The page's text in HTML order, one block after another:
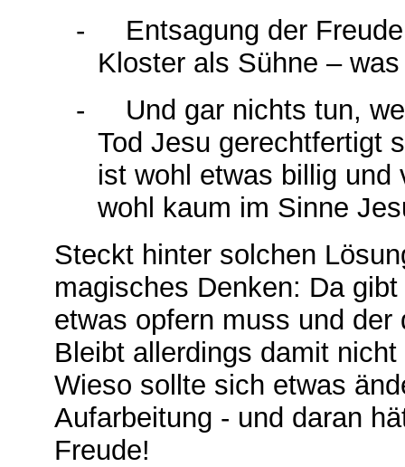
-
Entsagung der
Kloster als Sühne –
-
Und gar nichts tun,
Tod Jesu gerechtfertigt
ist wohl etwas billig
wohl kaum im Sinne
Steckt hinter solchen
magisches Denken: Da
etwas opfern muss und
Bleibt allerdings damit
Wieso sollte sich etwas
Aufarbeitung - und daran
Freude!